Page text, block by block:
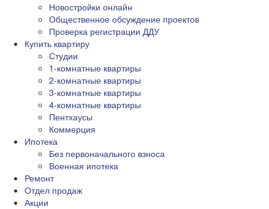
Новостройки онлайн
Общественное обсуждение проектов
Проверка регистрации ДДУ
Купить квартиру
Студии
1-комнатные квартиры
2-комнатные квартиры
3-комнатные квартиры
4-комнатные квартиры
Пентхаусы
Коммерция
Ипотека
Без первоначального взноса
Военная ипотека
Ремонт
Отдел продаж
Акции